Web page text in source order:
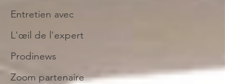
Entretien avec
L'œil de l'expert
Prodinews
Zoom partenaire